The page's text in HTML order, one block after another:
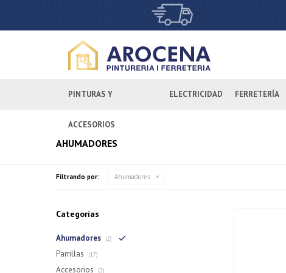
PINTURAS Y
ACCESORIOS
ELECTRICIDAD FERRETERÍA
AHUMADORES
Filtrando por: Ahumadores
Categorías
Ahumadores (2)
Parrillas (17)
Accesorios (2)